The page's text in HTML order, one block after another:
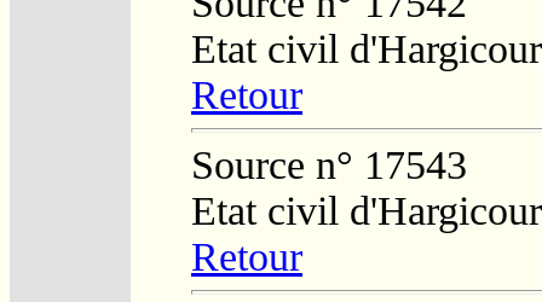
Etat civil
Retour
Source n° 17543
Etat civil
Retour